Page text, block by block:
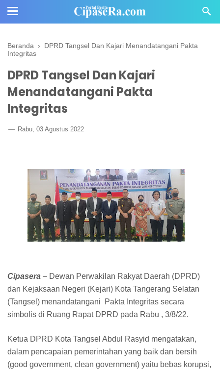
Beranda › DPRD Tangsel Dan Kajari Menandatangani Pakta
Integritas
DPRD Tangsel Dan Kajari
Menandatangani Pakta
Integritas
Rabu, 03 Agustus 2022
Cipasera – Dewan Perwakilan Rakyat Daerah (DPRD)
dan Kejaksaan Negeri (Kejari) Kota Tangerang Selatan
(Tangsel) menandatangani Pakta Integritas secara
simbolis di Ruang Rapat DPRD pada Rabu , 3/8/22.
Ketua DPRD Kota Tangsel Abdul Rasyid mengatakan,
dalam pencapaian pemerintahan yang baik dan bersih
(good government, clean government) yaitu bebas korupsi,